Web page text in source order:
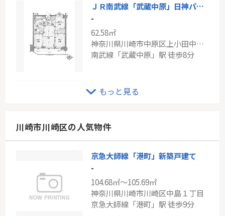
ＪＲ南武線「武蔵中原」日神パレステージ武蔵中原
-
62.58㎡
神奈川県川崎市中原区上小田中５丁目
南武線「武蔵中原」駅 徒歩8分
-
神奈川県川崎市高津区二子６丁目
72.51㎡
神奈川県横浜市青葉区すすき野１丁目
もっと見る
川崎市川崎区の人気物件
京急大師線「港町」新築戸建て
-
104.68㎡～105.69㎡
神奈川県川崎市川崎区中島１丁目
京急大師線「港町」駅 徒歩9分